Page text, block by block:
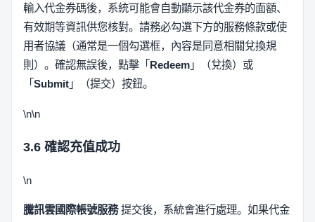
輸入代金券碼後，系統可能會自動顯示該代金券的面額、
有效期等資訊供您核對。請務必勾選下方的服務條款或使
用者協議（通常是一個勾選框，內容是同意相關兌換規
則）。確認無誤後，點擊「 Redeem 」（兌換）或
「Submit 」（提交）按鈕。
\n\n
3.6 確認充值成功
\n
騰訊雲國際帳號服務提交後，系統會進行處理。如果代金